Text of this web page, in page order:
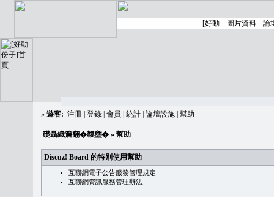
» 遊客: 注冊 登錄 會員 統計 論壇設施 幫助
礎聶織簷翻�䪖壅� » 幫助
Discuz! Board 的特別使用幫助
互聯網電子公告服務管理規定
互聯網資訊服務管理辦法